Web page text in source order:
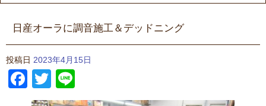
日産オーラに調音施工＆デッドニング
投稿日 2023年4月15日
Facebook
Twitter